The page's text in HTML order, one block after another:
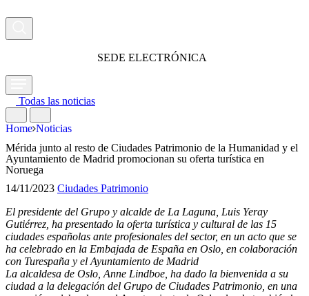
SEDE ELECTRÓNICA
Todas las noticias
Home Noticias
Mérida junto al resto de Ciudades Patrimonio de la Humanidad y el
Ayuntamiento de Madrid promocionan su oferta turística en
Noruega
14/11/2023 Ciudades Patrimonio
El presidente del Grupo y alcalde de La Laguna, Luis Yeray
Gutiérrez, ha presentado la oferta turística y cultural de las 15
ciudades españolas ante profesionales del sector, en un acto que se
ha celebrado en la Embajada de España en Oslo, en colaboración
con Turespaña y el Ayuntamiento de Madrid
La alcaldesa de Oslo, Anne Lindboe, ha dado la bienvenida a su
ciudad a la delegación del Grupo de Ciudades Patrimonio, en una